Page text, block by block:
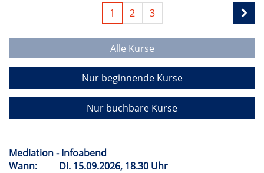
1 2 3
Alle Kurse
Nur beginnende Kurse
Nur buchbare Kurse
Mediation - Infoabend
Wann:
Di. 15.09.2026, 18.30 Uhr